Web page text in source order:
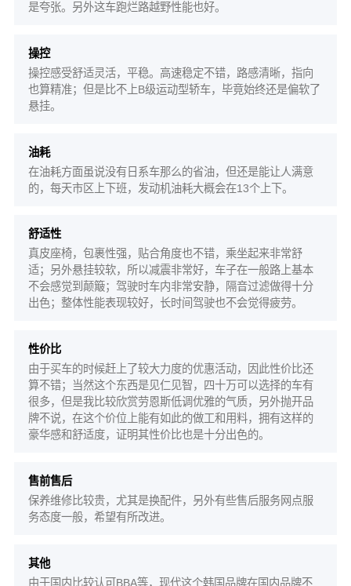
是夸张。另外这车跑烂路越野性能也好。
操控
操控感受舒适灵活，平稳。高速稳定不错，路感清晰，指向
也算精准；但是比不上B级运动型轿车，毕竟始终还是偏软了
悬挂。
油耗
在油耗方面虽说没有日系车那么的省油，但还是能让人满意
的，每天市区上下班，发动机油耗大概会在13个上下。
舒适性
真皮座椅，包裹性强，贴合角度也不错，乘坐起来非常舒
适；另外悬挂较软，所以减震非常好，车子在一般路上基本
不会感觉到颠簸；驾驶时车内非常安静，隔音过滤做得十分
出色；整体性能表现较好，长时间驾驶也不会觉得疲劳。
性价比
由于买车的时候赶上了较大力度的优惠活动，因此性价比还
算不错；当然这个东西是见仁见智，四十万可以选择的车有
很多，但是我比较欣赏劳恩斯低调优雅的气质，另外抛开品
牌不说，在这个价位上能有如此的做工和用料，拥有这样的
豪华感和舒适度，证明其性价比也是十分出色的。
售前售后
保养维修比较贵，尤其是换配件，另外有些售后服务网点服
务态度一般，希望有所改进。
其他
由于国内比较认可BBA等，现代这个韩国品牌在国内品牌不